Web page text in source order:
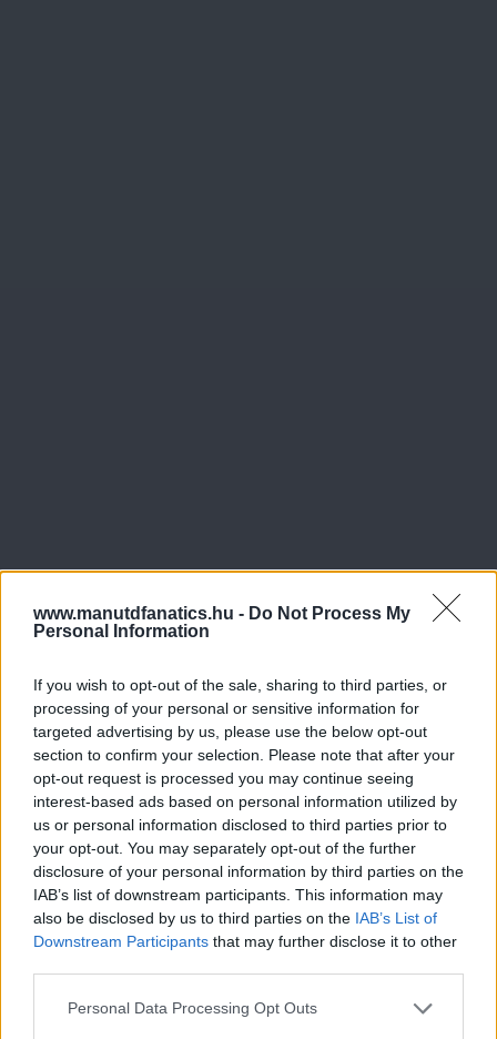
www.manutdfanatics.hu - Do Not Process My
Personal Information
If you wish to opt-out of the sale, sharing to third parties, or
processing of your personal or sensitive information for
targeted advertising by us, please use the below opt-out
section to confirm your selection. Please note that after your
opt-out request is processed you may continue seeing
interest-based ads based on personal information utilized by
us or personal information disclosed to third parties prior to
your opt-out. You may separately opt-out of the further
disclosure of your personal information by third parties on the
IAB’s list of downstream participants. This information may
also be disclosed by us to third parties on the IAB’s List of
Downstream Participants that may further disclose it to other
Please note that this website/app uses one or more Google
Personal Data Processing Opt Outs